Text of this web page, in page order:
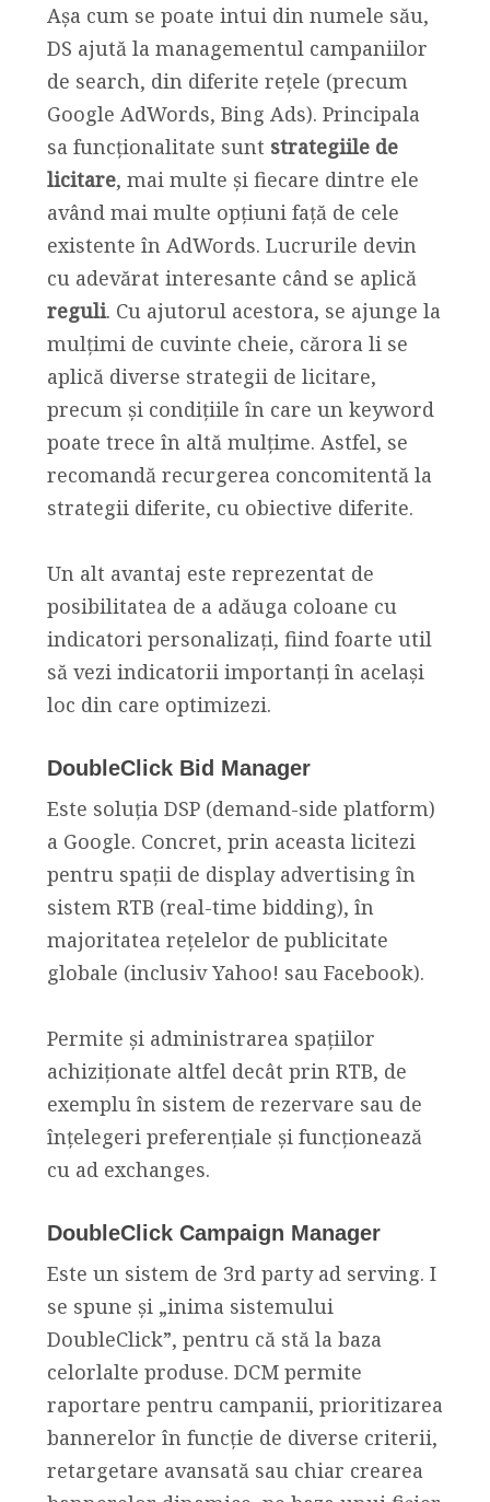
Așa cum se poate intui din numele său,
DS ajută la managementul campaniilor
de search, din diferite rețele (precum
Google AdWords, Bing Ads). Principala
sa funcționalitate sunt strategiile de
licitare, mai multe și fiecare dintre ele
având mai multe opțiuni față de cele
existente în AdWords. Lucrurile devin
cu adevărat interesante când se aplică
reguli. Cu ajutorul acestora, se ajunge la
mulțimi de cuvinte cheie, cărora li se
aplică diverse strategii de licitare,
precum și condițiile în care un keyword
poate trece în altă mulțime. Astfel, se
recomandă recurgerea concomitentă la
strategii diferite, cu obiective diferite.
Un alt avantaj este reprezentat de
posibilitatea de a adăuga coloane cu
indicatori personalizați, fiind foarte util
să vezi indicatorii importanți în același
loc din care optimizezi.
DoubleClick Bid Manager
Este soluția DSP (demand-side platform)
a Google. Concret, prin aceasta licitezi
pentru spații de display advertising în
sistem RTB (real-time bidding), în
majoritatea rețelelor de publicitate
globale (inclusiv Yahoo! sau Facebook).
Permite și administrarea spațiilor
achiziționate altfel decât prin RTB, de
exemplu în sistem de rezervare sau de
înțelegeri preferențiale și funcționează
cu ad exchanges.
DoubleClick Campaign Manager
Este un sistem de 3rd party ad serving. I
se spune și „inima sistemului
DoubleClick”, pentru că stă la baza
celorlalte produse. DCM permite
raportare pentru campanii, prioritizarea
bannerelor în funcție de diverse criterii,
retargetare avansată sau chiar crearea